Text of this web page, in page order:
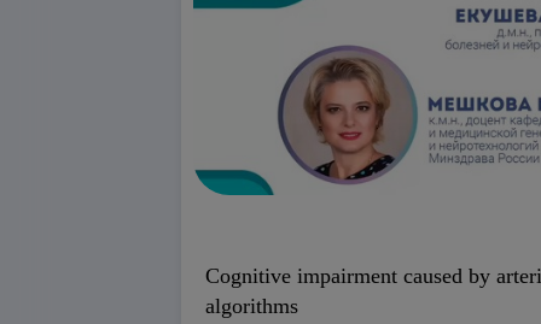
Clinical neurology at its core. Watch the
Cognitive impairment in arterial
impacts patients' quality of life and
Cognitive impairment caused by
algorithms